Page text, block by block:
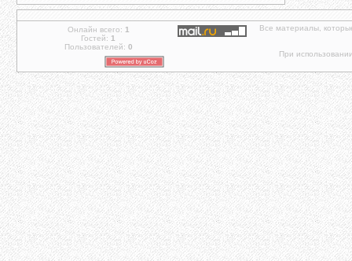
Онлайн всего: 1
Гостей: 1
Пользователей: 0
Все материалы,
При